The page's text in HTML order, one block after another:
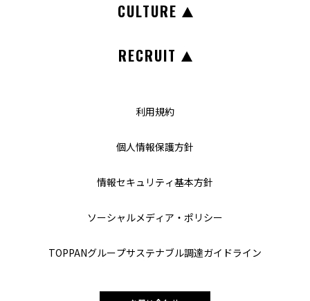
CULTURE
RECRUIT
利用規約
個人情報保護方針
情報セキュリティ基本方針
ソーシャルメディア・ポリシー
TOPPANグループサステナブル調達ガイドライン